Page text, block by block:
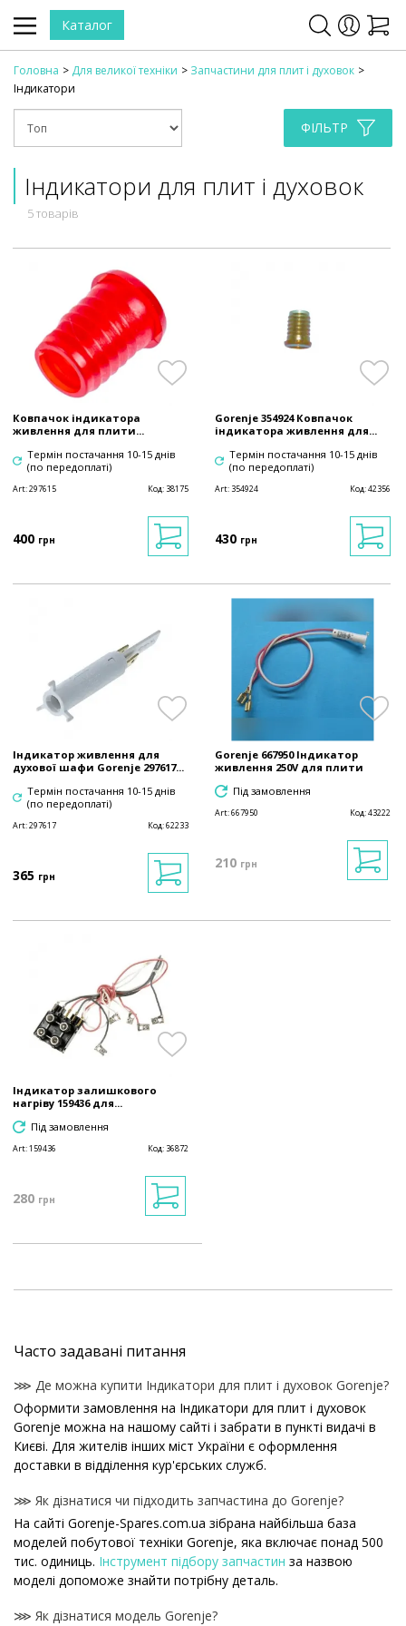
Каталог
Головна Для великої техніки
Запчастини для плит і духовок
Індикатори
ФІЛЬТР
Індикатори для плит і духовок
5 товарів
Ковпачок індикатора
живлення для плити...
Термін постачання 10-15 днів
(по передоплаті)
Art:297615 Код: 38175
400 грн
Gorenje 354924 Ковпачок
індикатора живлення для...
Термін постачання 10-15 днів
(по передоплаті)
Art: 354924 Код:42356
430 грн
Індикатор живлення для
духової шафи Gorenje 297617...
Термін постачання 10-15 днів
(по передоплаті)
Art:297617 Код:62233
365 грн
Gorenje 667950 Індикатор
живлення 250V для плити
Під замовлення
Art:667950 Код:43222
210 грн
Індикатор залишкового
нагріву 159436 для...
Під замовлення
Art:159436 Код: 36872
280 грн
Часто задавані питання
⋙ Де можна купити Індикатори для плит і духовок Gorenje?
Оформити замовлення на Індикатори для плит і духовок
Gorenje можна на нашому сайті і забрати в пункті видачі в
Києві. Для жителів інших міст України є оформлення
доставки в відділення кур'єрських служб.
⋙ Як дізнатися чи підходить запчастина до Gorenje?
На сайті Gorenje-Spares.com.ua зібрана найбільша база
моделей побутової техніки Gorenje, яка включає понад 500
тис. одиниць. Інструмент підбору запчастин за назвою
моделі допоможе знайти потрібну деталь.
⋙ Як дізнатися модель Gorenje?